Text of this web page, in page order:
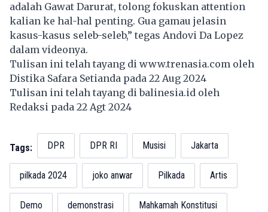
adalah Gawat Darurat, tolong fokuskan attention
kalian ke hal-hal penting. Gua gamau jelasin
kasus-kasus seleb-seleb,” tegas Andovi Da Lopez
dalam videonya.
Tulisan ini telah tayang di www.trenasia.com oleh
Distika Safara Setianda pada 22 Aug 2024
Tulisan ini telah tayang dibalinesia.id oleh
Redaksi pada 22 Agt 2024
Tags: DPR DPR RI Musisi Jakarta
pilkada 2024 joko anwar Pilkada Artis
Demo demonstrasi Mahkamah Konstitusi